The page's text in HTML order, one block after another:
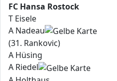
FC Hansa Rostock
T Eisele
A Nadeau
(31. Rankovic)
A Hüsing
A Riedel